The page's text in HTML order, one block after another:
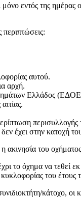
μόνο εντός της
αυτού.
αρχή.
Ελλάδος
έχει στην κατοχή
η ακινησία του
το όχημα να τεθεί
του έτους